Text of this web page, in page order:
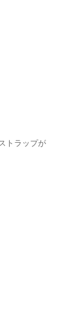
トラップが